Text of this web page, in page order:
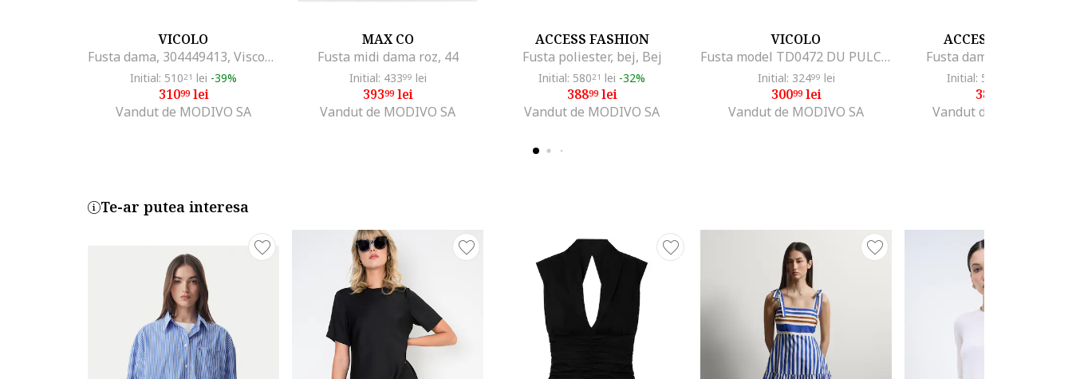
VICOLO
Fusta dama, 304449413, Viscoza, Bej, Bej
Initial: 51021 lei -39%
31099lei
Vandut de MODIVO SA
MAX CO
Fusta midi dama roz, 44
Initial: 43399 lei
39399lei
Vandut de MODIVO SA
ACCESS FASHION
Fusta poliester, bej, Bej
Initial: 58021 lei -32%
38899lei
Vandut de MODIVO SA
VICOLO
Fusta model TD0472 DU PULCINO, galben, 100% viscoza
Initial: 32499 lei
30099lei
Vandut de MODIVO SA
ACCESS FASHION
Fusta dama poliester,
Initial: 580
388
Vandut de MODIVO SA
Te-ar putea interesa